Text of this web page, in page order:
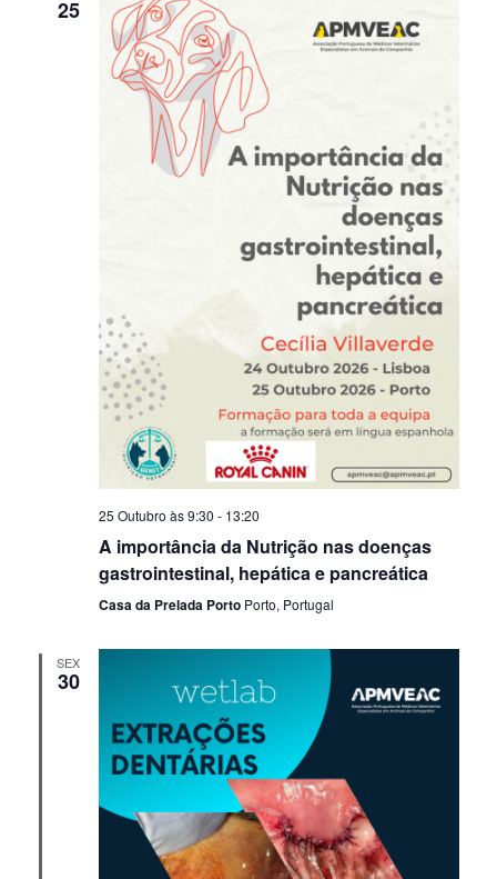
25
25 Outubro às 9:30 - 13:20
A importância da Nutrição nas doenças
gastrointestinal, hepática e pancreática
Casa da Prelada Porto Porto, Portugal
SEX
30